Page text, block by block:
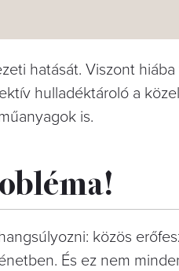
hatását. Viszont
hulladéktároló a
is.
közös
És ez nem